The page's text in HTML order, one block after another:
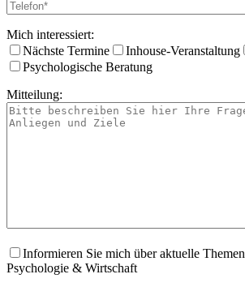
Mich interessiert:
Nächste Termine
Inhouse-Veranstaltung
Psychologische Beratung
Mitteilung:
Informieren Sie mich über aktuelle
Psychologie & Wirtschaft